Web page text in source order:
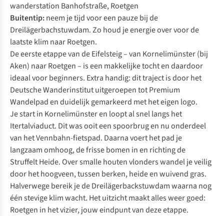
wanderstation Banhofstraße, Roetgen
Buitentip:neem je tijd voor een pauze bij de
Dreilägerbachstuwdam. Zo houd je energie over voor de
laatste klim naar Roetgen.
De eerste etappe van de Eifelsteig – van Kornelimünster (bij
Aken) naar Roetgen – is een makkelijke tocht en daardoor
ideaal voor beginners. Extra handig: dit traject is door het
Deutsche Wanderinstitut uitgeroepen tot Premium
Wandelpad en duidelijk gemarkeerd met het eigen logo.
Je start in Kornelimünster en loopt al snel langs het
Itertalviaduct. Dit was ooit een spoorbrug en nu onderdeel
van het Vennbahn-fietspad. Daarna voert het pad je
langzaam omhoog, de frisse bomen in en richting de
Struffelt Heide. Over smalle houten vlonders wandel je veilig
door het hoogveen, tussen berken, heide en wuivend gras.
Halverwege bereik je de Dreilägerbackstuwdam waarna nog
één stevige klim wacht. Het uitzicht maakt alles weer goed:
Roetgen in het vizier, jouw eindpunt van deze etappe.